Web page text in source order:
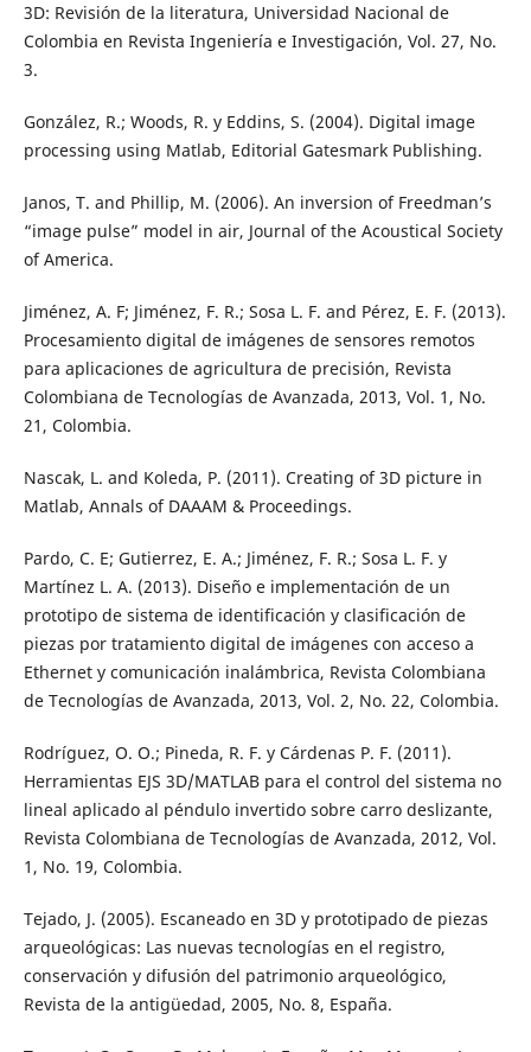
3D: Revisión de la literatura, Universidad Nacional de
Colombia en Revista Ingeniería e Investigación, Vol. 27, No.
3.
González, R.; Woods, R. y Eddins, S. (2004). Digital image
processing using Matlab, Editorial Gatesmark Publishing.
Janos, T. and Phillip, M. (2006). An inversion of Freedman’s
“image pulse” model in air, Journal of the Acoustical Society
of America.
Jiménez, A. F; Jiménez, F. R.; Sosa L. F. and Pérez, E. F. (2013).
Procesamiento digital de imágenes de sensores remotos
para aplicaciones de agricultura de precisión, Revista
Colombiana de Tecnologías de Avanzada, 2013, Vol. 1, No.
21, Colombia.
Nascak, L. and Koleda, P. (2011). Creating of 3D picture in
Matlab, Annals of DAAAM & Proceedings.
Pardo, C. E; Gutierrez, E. A.; Jiménez, F. R.; Sosa L. F. y
Martínez L. A. (2013). Diseño e implementación de un
prototipo de sistema de identificación y clasificación de
piezas por tratamiento digital de imágenes con acceso a
Ethernet y comunicación inalámbrica, Revista Colombiana
de Tecnologías de Avanzada, 2013, Vol. 2, No. 22, Colombia.
Rodríguez, O. O.; Pineda, R. F. y Cárdenas P. F. (2011).
Herramientas EJS 3D/MATLAB para el control del sistema no
lineal aplicado al péndulo invertido sobre carro deslizante,
Revista Colombiana de Tecnologías de Avanzada, 2012, Vol.
1, No. 19, Colombia.
Tejado, J. (2005). Escaneado en 3D y prototipado de piezas
arqueológicas: Las nuevas tecnologías en el registro,
conservación y difusión del patrimonio arqueológico,
Revista de la antigüedad, 2005, No. 8, España.